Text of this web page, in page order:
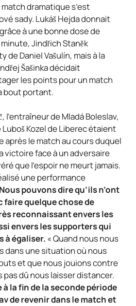
dramatique s’est
sady. Lukáš Hejda donnait
à une bonne dose de
Jindřich Staněk
de Daniel Vašulín, mais à la
Šašinka décidait
les points pour un match
bout portant.
l’entraîneur de Mladá Boleslav,
Kozel de Liberec étaient
après le match au cours duquel
victoire face à un adversaire
que l’espoir ne meurt jamais.
une performance
Nous pouvons dire qu’ils n’ont
faire quelque chose de
reconnaissant envers les
envers les supporters qui
à égaliser. « Quand nous nous
dans une situation où nous
et que nous jouions contre
pas dû nous laisser distancer.
la fin de la seconde période
de revenir dans le match et